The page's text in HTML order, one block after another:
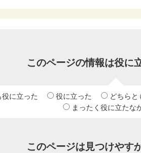
このページの情報は役に
役に立った 役に立った どちらと
まったく役に立たな
このページは見つけやす